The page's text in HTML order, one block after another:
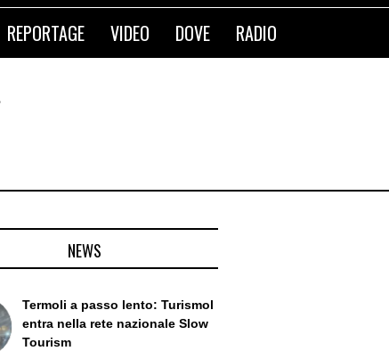
REPORTAGE VIDEO DOVE RADIO
NEWS
Termoli a passo lento: Turismol
entra nella rete nazionale Slow
Tourism